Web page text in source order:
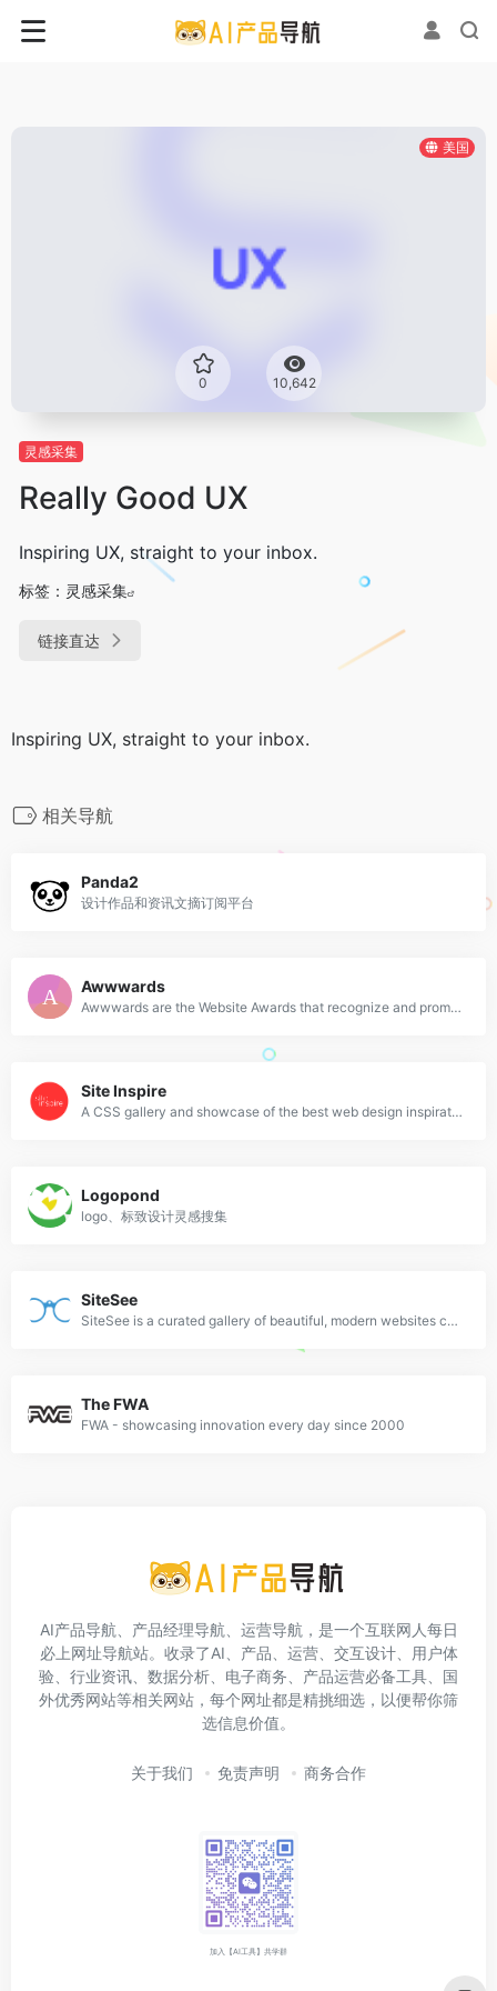
美国
0 10,642
灵感采集
Really Good UX
Inspiring UX, straight to your inbox.
标签： 灵感采集
链接直达
Inspiring UX, straight to your inbox.
相关导航
Panda2
设计作品和资讯文摘订阅平台
Awwwards
Awwwards are the Website Awards that recognize and promote the talent and effort of the best developers, designers and web agencies in the world.
Site Inspire
A CSS gallery and showcase of the best web design inspiration.
Logopond
logo、标致设计灵感搜集
SiteSee
SiteSee is a curated gallery of beautiful, modern websites collections.
The FWA
FWA - showcasing innovation every day since 2000
AI产品导航、产品经理导航、运营导航，是一个互联网人每日
必上网址导航站。收录了AI、产品、运营、交互设计、用户体
验、行业资讯、数据分析、电子商务、产品运营必备工具、国
外优秀网站等相关网站，每个网址都是精挑细选，以便帮你筛
选信息价值。
关于我们 免责声明 商务合作
加入【AI工具】共学群